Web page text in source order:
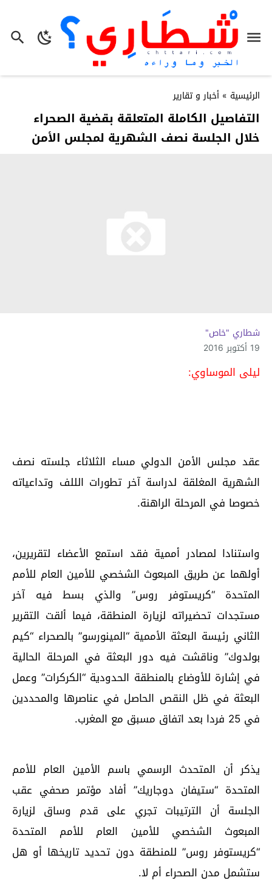
الرئيسية » أخبار و تقارير
التفاصيل الكاملة المتعلقة بقضية الصحراء
خلال الجلسة نصف الشهرية لمجلس الأمن
شطاري "خاص"
19 أكتوبر 2016
ليلى الموساوي:
عقد مجلس الأمن الدولي مساء الثلاثاء جلسته نصف
الشهرية المغلقة لدراسة آخر تطورات الللف وتداعياته
خصوصا في المرحلة الراهنة.
واستنادا لمصادر أممية فقد استمع الأعضاء لتقريرين،
أولهما عن طريق المبعوث الشخصي للأمين العام للأمم
المتحدة “كريستوفر روس” والذي بسط فيه آخر
مستجدات تحضيراته لزيارة المنطقة، فيما ألقت التقرير
الثاني رئيسة البعثة الأممية “المينورسو” بالصحراء “كيم
بولدوك” وناقشت فيه دور البعثة في المرحلة الحالية
في إشارة للأوضاع بالمنطقة الحدودية “الكركرات” وعمل
البعثة في ظل النقص الحاصل في عناصرها والمحددين
في 25 فردا بعد اتفاق مسبق مع المغرب.
يذكر أن المتحدث الرسمي باسم الأمين العام للأمم
المتحدة “ستيفان دوجاريك” أفاد مؤتمر صحفي عقب
الجلسة أن الترتيبات تجري على قدم وساق لزيارة
المبعوث الشخصي للأمين العام للأمم المتحدة
“كريستوفر روس” للمنطقة دون تحديد تاريخها أو هل
ستشمل مدن الصحراء أم لا.